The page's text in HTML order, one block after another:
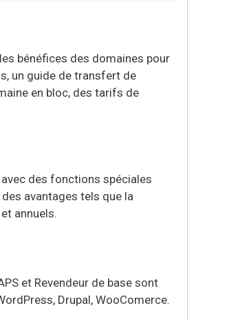
bénéfices des domaines pour
un guide de transfert de
en bloc, des tarifs de
des fonctions spéciales
avantages tels que la
annuels.
et Revendeur de base sont
Drupal, WooComerce.